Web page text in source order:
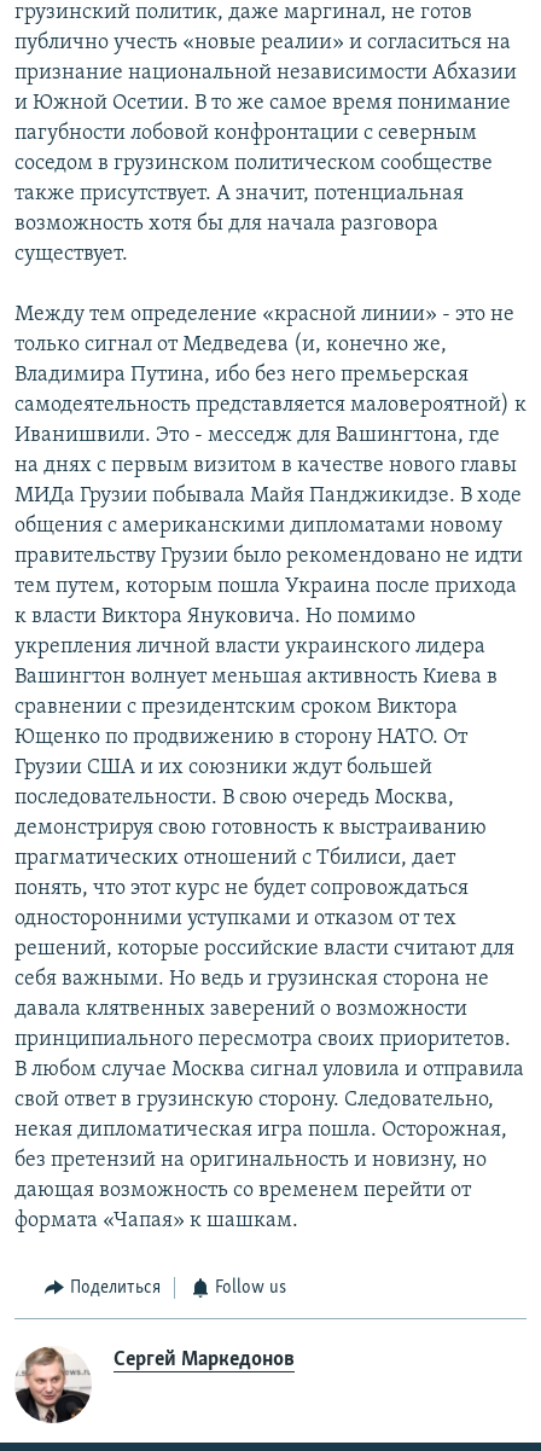
грузинский политик, даже маргинал, не готов
публично учесть «новые реалии» и согласиться на
признание национальной независимости Абхазии
и Южной Осетии. В то же самое время понимание
пагубности лобовой конфронтации с северным
соседом в грузинском политическом сообществе
также присутствует. А значит, потенциальная
возможность хотя бы для начала разговора
существует.
Между тем определение «красной линии» - это не
только сигнал от Медведева (и, конечно же,
Владимира Путина, ибо без него премьерская
самодеятельность представляется маловероятной) к
Иванишвили. Это - месседж для Вашингтона, где
на днях с первым визитом в качестве нового главы
МИДа Грузии побывала Майя Панджикидзе. В ходе
общения с американскими дипломатами новому
правительству Грузии было рекомендовано не идти
тем путем, которым пошла Украина после прихода
к власти Виктора Януковича. Но помимо
укрепления личной власти украинского лидера
Вашингтон волнует меньшая активность Киева в
сравнении с президентским сроком Виктора
Ющенко по продвижению в сторону НАТО. От
Грузии США и их союзники ждут большей
последовательности. В свою очередь Москва,
демонстрируя свою готовность к выстраиванию
прагматических отношений с Тбилиси, дает
понять, что этот курс не будет сопровождаться
односторонними уступками и отказом от тех
решений, которые российские власти считают для
себя важными. Но ведь и грузинская сторона не
давала клятвенных заверений о возможности
принципиального пересмотра своих приоритетов.
В любом случае Москва сигнал уловила и отправила
свой ответ в грузинскую сторону. Следовательно,
некая дипломатическая игра пошла. Осторожная,
без претензий на оригинальность и новизну, но
дающая возможность со временем перейти от
формата «Чапая» к шашкам.
Поделиться Follow us
Сергей Маркедонов